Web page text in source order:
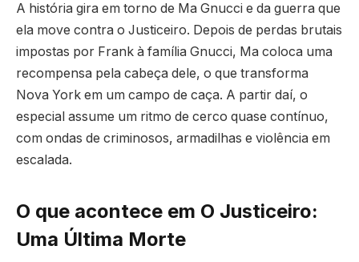
A história gira em torno de Ma Gnucci e da guerra que
ela move contra o Justiceiro. Depois de perdas brutais
impostas por Frank à família Gnucci, Ma coloca uma
recompensa pela cabeça dele, o que transforma
Nova York em um campo de caça. A partir daí, o
especial assume um ritmo de cerco quase contínuo,
com ondas de criminosos, armadilhas e violência em
escalada.
O que acontece em O Justiceiro:
Uma Última Morte